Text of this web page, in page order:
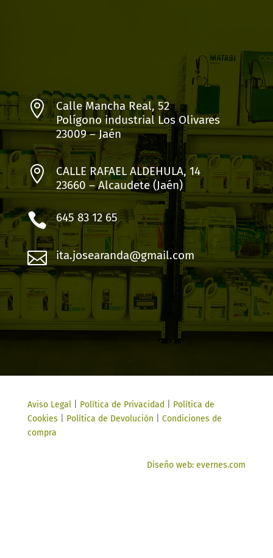

Calle Mancha Real, 52
Polígono industrial Los Olivares
23009 – Jaén

CALLE RAFAEL ALDEHULA, 14
23660 – Alcaudete (Jaén)
 645 83 12 65
 ita.josearanda@gmail.com
Aviso Legal| Política de Privacidad
Política de
Cookies
Política de Devolución
Condiciones de
compra
Diseño web: evernes.com